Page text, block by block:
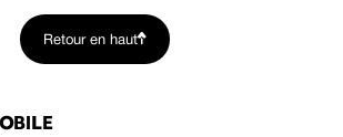
Retour en haut